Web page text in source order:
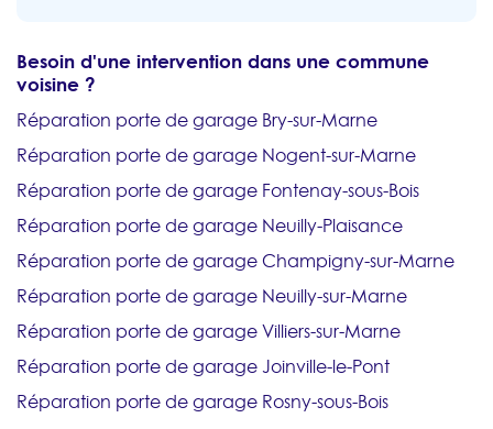
Besoin d'une intervention dans une commune
voisine ?
Réparation porte de garage Bry-sur-Marne
Réparation porte de garage Nogent-sur-Marne
Réparation porte de garage Fontenay-sous-Bois
Réparation porte de garage Neuilly-Plaisance
Réparation porte de garage Champigny-sur-Marne
Réparation porte de garage Neuilly-sur-Marne
Réparation porte de garage Villiers-sur-Marne
Réparation porte de garage Joinville-le-Pont
Réparation porte de garage Rosny-sous-Bois